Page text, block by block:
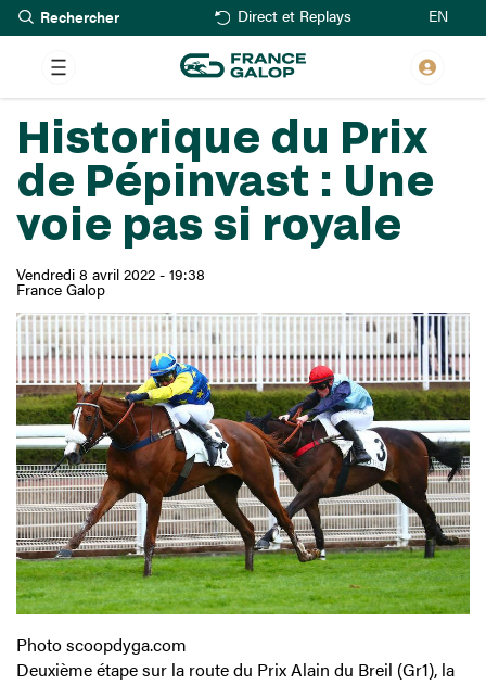
Aller
au
contenu
principal
Rechercher Direct et Replays EN
Historique du Prix
de Pépinvast : Une
voie pas si royale
Vendredi 8 avril 2022 - 19:38
France Galop
Photo scoopdyga.com
Deuxième étape sur la route du Prix Alain du Breil (Gr1), la